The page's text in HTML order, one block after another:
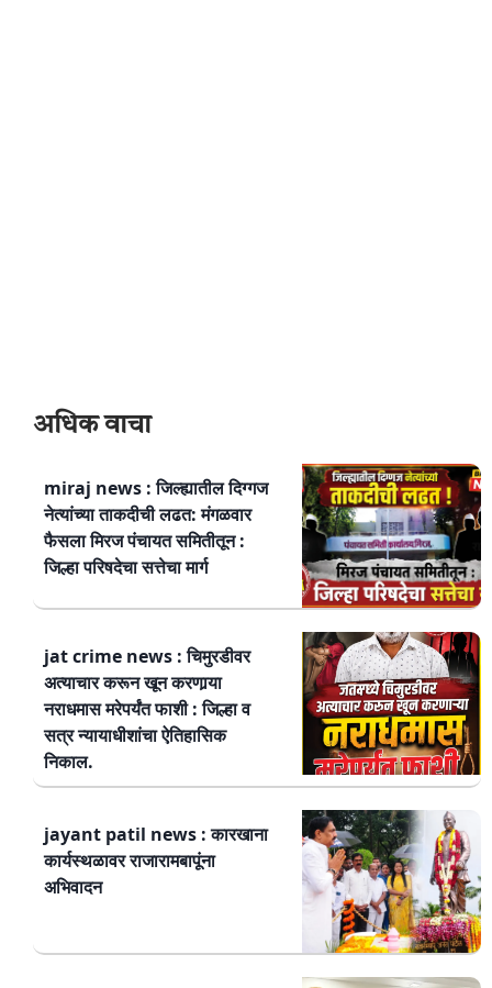
अधिक वाचा
miraj news : जिल्ह्यातील दिग्गज
नेत्यांच्या ताकदीची लढत: मंगळवार
फैसला मिरज पंचायत समितीतून :
जिल्हा परिषदेचा सत्तेचा मार्ग
jat crime news : चिमुरडीवर
अत्याचार करून खून करणार्‍या
नराधमास मरेपर्यंत फाशी : जिल्हा व
सत्र न्यायाधीशांचा ऐतिहासिक
निकाल.
jayant patil news : कारखाना
कार्यस्थळावर राजारामबापूंना
अभिवादन